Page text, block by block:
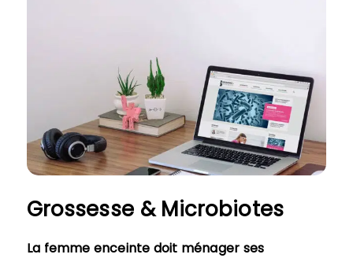
Grossesse & Microbiotes
La femme enceinte doit ménager ses